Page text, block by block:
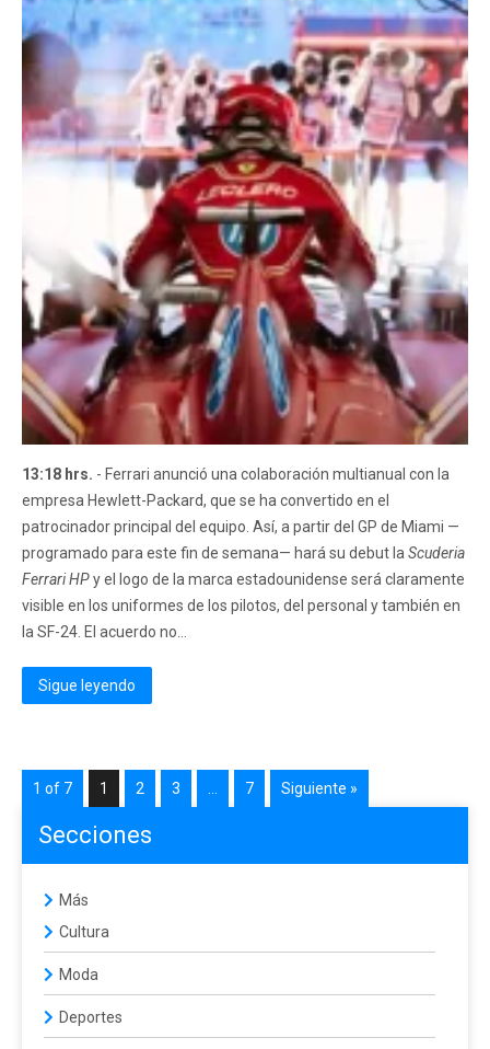
13:18 hrs. - Ferrari anunció una colaboración multianual con la
empresa Hewlett-Packard, que se ha convertido en el
patrocinador principal del equipo. Así, a partir del GP de Miami —
programado para este fin de semana— hará su debut la Scuderia
Ferrari HPy el logo de la marca estadounidense será claramente
visible en los uniformes de los pilotos, del personal y también en
la SF-24. El acuerdo no...
Sigue leyendo
1 of 7 1 2 3 7 Siguiente »
Secciones
Más
Cultura
Moda
Deportes